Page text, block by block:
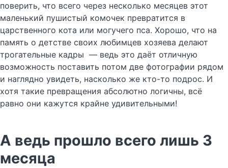
поверить, что всего через несколько месяцев этот
маленький пушистый комочек превратится в
царственного кота или могучего пса. Хорошо, что на
память о детстве своих любимцев хозяева делают
трогательные кадры — ведь это даёт отличную
возможность поставить потом две фотографии рядом
и наглядно увидеть, насколько же кто-то подрос. И
хотя такие превращения абсолютно логичны, всё
равно они кажутся крайне удивительными!
А ведь прошло всего лишь 3
месяца